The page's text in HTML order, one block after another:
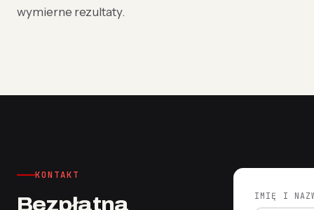
wymierne rezultaty.
KONTAKT
Bezpłatna
IMIĘ I